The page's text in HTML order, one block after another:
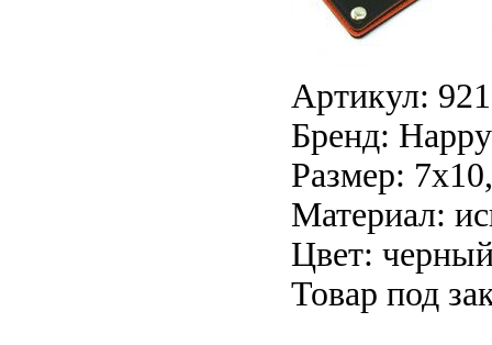
Артикул:
Бренд:
Размер:
Материал:
Цвет:
Товар под